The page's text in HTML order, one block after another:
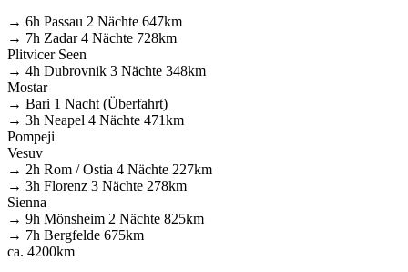
→ 6h Passau 2 Nächte 647km
→ 7h Zadar 4 Nächte 728km
Plitvicer Seen
→ 4h Dubrovnik 3 Nächte 348km
Mostar
→ Bari 1 Nacht (Überfahrt)
→ 3h Neapel 4 Nächte 471km
Pompeji
Vesuv
→ 2h Rom / Ostia 4 Nächte 227km
→ 3h Florenz 3 Nächte 278km
Sienna
→ 9h Mönsheim 2 Nächte 825km
→ 7h Bergfelde 675km
ca. 4200km